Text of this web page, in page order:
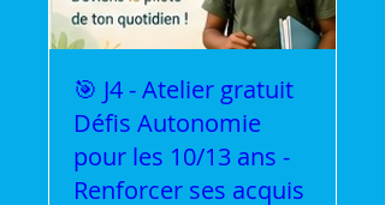
🎯 J4 - Atelier gratuit
Défis Autonomie
pour les 10/13 ans -
Renforcer ses acquis